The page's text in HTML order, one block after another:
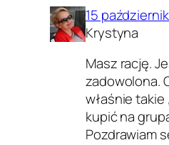
15
Krystyna
Masz rację.
zadowolona.
właśnie takie
kupić na
Pozdrawiam